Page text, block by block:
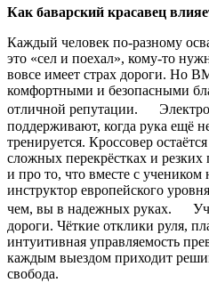
Как баварский красавец
Каждый человек по-разному
это «сел и поехал», кому-то
вовсе имеет страх дороги. Но
комфортными и безопасными
отличной репутации.
поддерживают, когда рука ещё
тренируется. Кроссовер
сложных перекрёстках и резких
и про то, что вместе с
инструктор европейского
чем, вы в надежных руках.
дороги. Чёткие отклики руля,
интуитивная управляемость
каждым выездом приходит
свобода.